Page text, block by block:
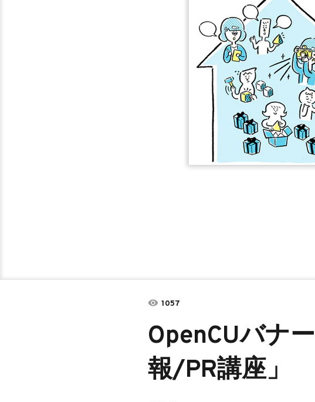
1057
OpenCUバナ
報/PR講座」